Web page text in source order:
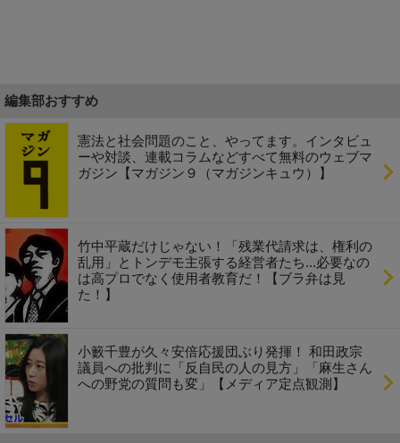
編集部おすすめ
憲法と社会問題のこと、やってます。インタビュ
ーや対談、連載コラムなどすべて無料のウェブマ
ガジン【マガジン９（マガジンキュウ）】
竹中平蔵だけじゃない！「残業代請求は、権利の
乱用」とトンデモ主張する経営者たち...必要なの
は高プロでなく使用者教育だ！【ブラ弁は見
た！】
小籔千豊が久々安倍応援団ぶり発揮！ 和田政宗
議員への批判に「反自民の人の見方」「麻生さん
への野党の質問も変」【メディア定点観測】